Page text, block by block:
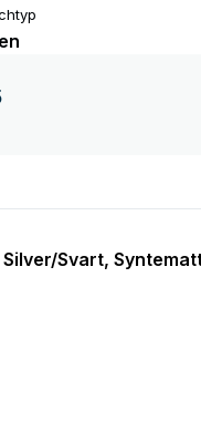
Svart,